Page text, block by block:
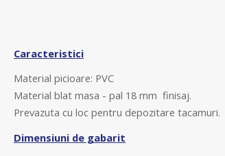
Caracteristici
Material picioare: PVC
Material blat masa - pal 18 mm finisaj.
Prevazuta cu loc pentru depozitare tacamuri.
Dimensiuni de gabarit